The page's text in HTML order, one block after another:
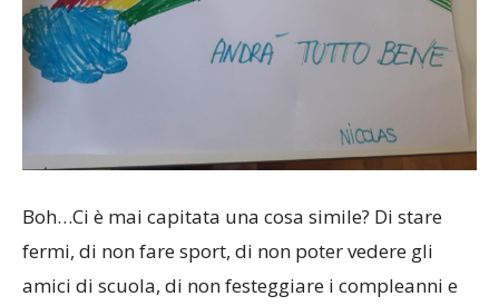
Boh…Ci è mai capitata una cosa simile? Di stare
fermi, di non fare sport, di non poter vedere gli
amici di scuola, di non festeggiare i compleanni e